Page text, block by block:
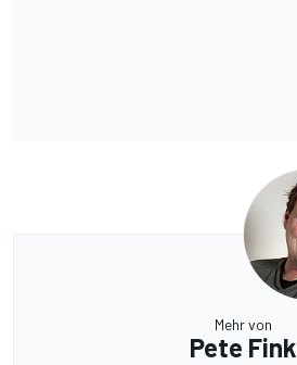
Mehr von
Pete Fink